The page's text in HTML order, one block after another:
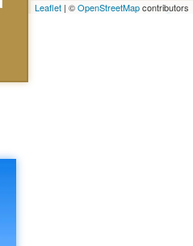
Leaflet | ©OpenStreetMapcontributors